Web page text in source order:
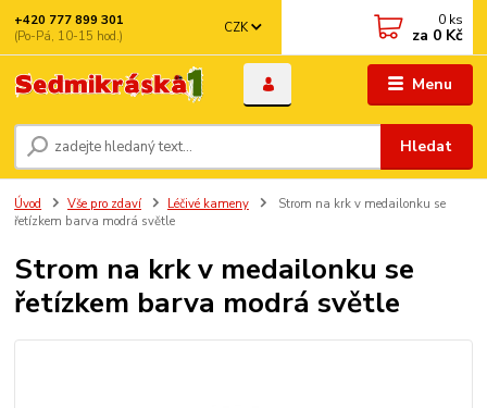
Menu
CZK
Hledat
+420 777 899 301
(Po-Pá, 10-15 hod.)
0 ks
za 0 Kč
Úvod Vše pro zdaví Léčivé kameny
Strom na krk v medailonku se
řetízkem barva modrá světle
Strom na krk v medailonku se
řetízkem barva modrá světle